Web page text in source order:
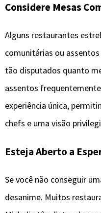
Considere Mesas
Alguns restaurantes
comunitárias ou
tão disputados quanto
assentos
experiência única,
chefs e uma visão
Esteja Aberto a
Se você não conseguir
desanime. Muitos